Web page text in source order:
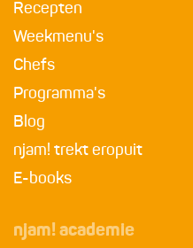
Recepten
Weekmenu's
Chefs
Programma's
Blog
njam! trekt eropuit
E-books
njam! academie